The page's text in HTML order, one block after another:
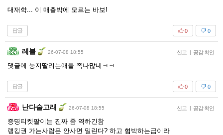
대재학... 이 매출밖에 모르는 바보!
답글 0
0
레블 26-07-08 18:55 신고 | 공감 확인
댓글에 능지딸리는애들 족나많네ㅋㅋ
답글 0
0
난다술고래 26-07-08 18:55 신고 | 공감 확인
증명티켓팔이는 진짜 좀 역하긴함
랭킹권 가는사람은 안사면 밀린다? 하고 협박하는급이라